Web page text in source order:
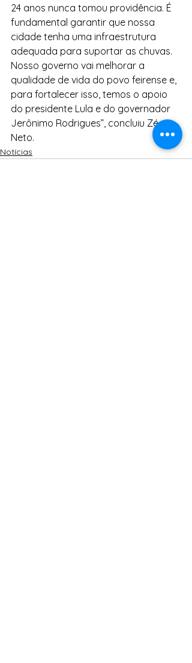
24 anos nunca tomou providência. É
fundamental garantir que nossa
cidade tenha uma infraestrutura
adequada para suportar as chuvas.
Nosso governo vai melhorar a
qualidade de vida do povo feirense e,
para fortalecer isso, temos o apoio
do presidente Lula e do governador
Jerônimo Rodrigues”, concluiu Zé
Neto.
Notícias